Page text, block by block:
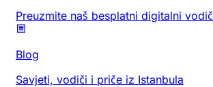
Preuzmite naš besplatni digitalni vodič
Blog
Savjeti, vodiči i priče iz Istanbula